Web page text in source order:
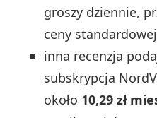
groszy dziennie,
ceny
inna recenzja
subskrypcja
około 10,29 zł